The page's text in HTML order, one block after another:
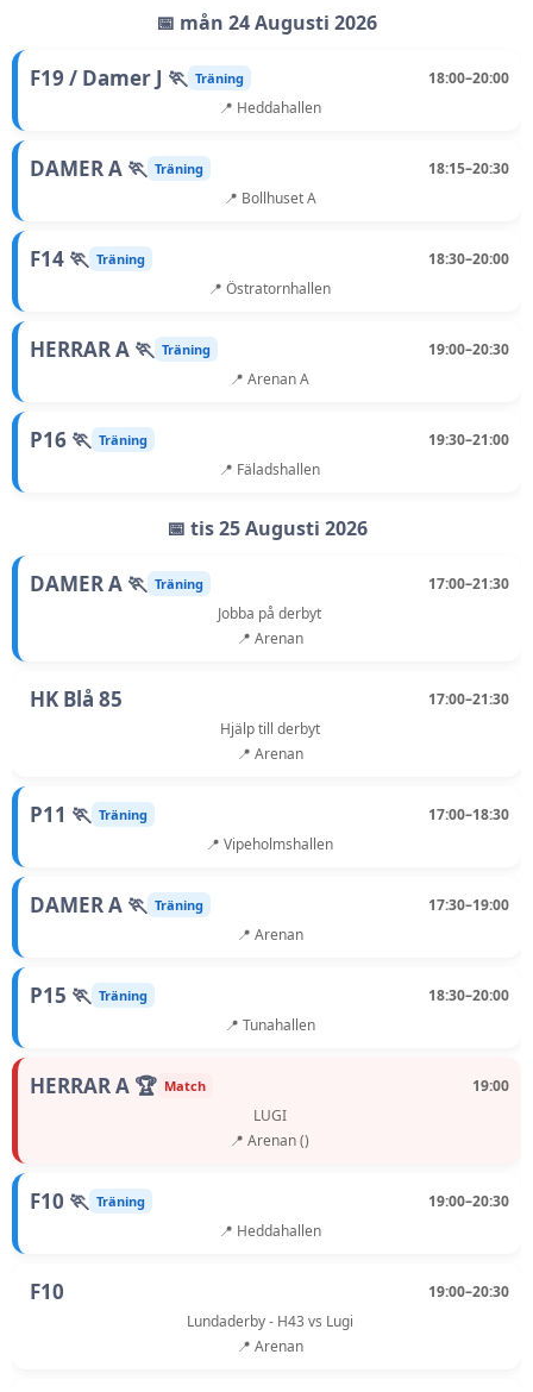
📅 mån 24 Augusti 2026
F19 / Damer J 🏃 Träning
18:00–20:00
📍 Heddahallen
DAMER A 🏃 Träning
18:15–20:30
📍 Bollhuset A
F14 🏃 Träning
18:30–20:00
📍 Östratornhallen
HERRAR A 🏃 Träning
19:00–20:30
📍 Arenan A
P16 🏃 Träning
19:30–21:00
📍 Fäladshallen
📅 tis 25 Augusti 2026
DAMER A 🏃 Träning
17:00–21:30
Jobba på derbyt
📍 Arenan
HK Blå 85
17:00–21:30
Hjälp till derbyt
📍 Arenan
P11 🏃 Träning
17:00–18:30
📍 Vipeholmshallen
DAMER A 🏃 Träning
17:30–19:00
📍 Arenan
P15 🏃 Träning
18:30–20:00
📍 Tunahallen
HERRAR A 🏆 Match
19:00
LUGI
📍 Arenan ()
F10 🏃 Träning
19:00–20:30
📍 Heddahallen
F10
19:00–20:30
Lundaderby - H43 vs Lugi
📍 Arenan